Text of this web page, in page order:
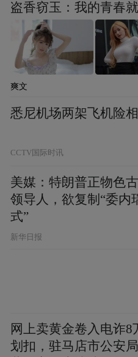
图片来源
的主动作为。
盗香窃玉：我的青春
爽文
悉尼机场两架飞机险
CCTV国际时讯
美媒：特朗普正物色
领导人，欲复制“委内
式”
新华日报
网上卖黄金卷入电诈8
划扣，驻马店市公安